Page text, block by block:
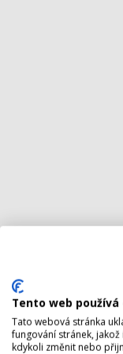
Tento web používá
Tato webová stránka
fungování stránek,
kdykoli změnit nebo